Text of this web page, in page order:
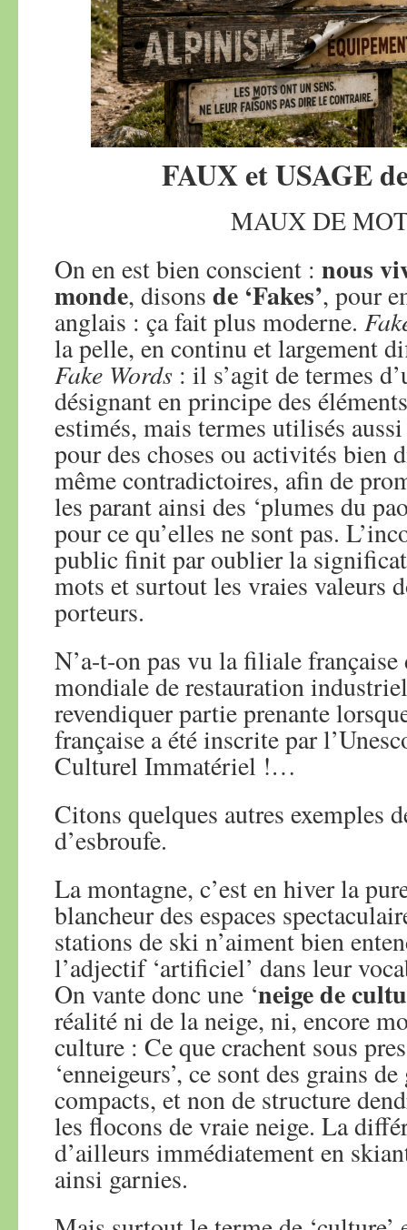
FAUX et USAGE
MAUX DE
On en est bien conscient : nous
monde, disons de ‘Fakes’, pour
anglais : ça fait plus moderne.
la pelle, en continu et largement
Fake Words : il s’agit de termes
désignant en principe des
estimés, mais termes utilisés
pour des choses ou activités bien
même contradictoires, afin de
les parant ainsi des ‘plumes du
pour ce qu’elles ne sont pas.
public finit par oublier la
mots et surtout les vraies valeurs
porteurs.
N’a-t-on pas vu la filiale française
mondiale de restauration
revendiquer partie prenante
française a été inscrite par
Culturel Immatériel !…
Citons quelques autres exemples
d’esbroufe.
La montagne, c’est en hiver la
blancheur des espaces
stations de ski n’aiment bien
l’adjectif ‘artificiel’ dans leur
On vante donc une ‘neige de
réalité ni de la neige, ni, encore
culture : Ce que crachent sous
‘enneigeurs’, ce sont des grains
compacts, et non de structure
les flocons de vraie neige. La
d’ailleurs immédiatement en
ainsi garnies.